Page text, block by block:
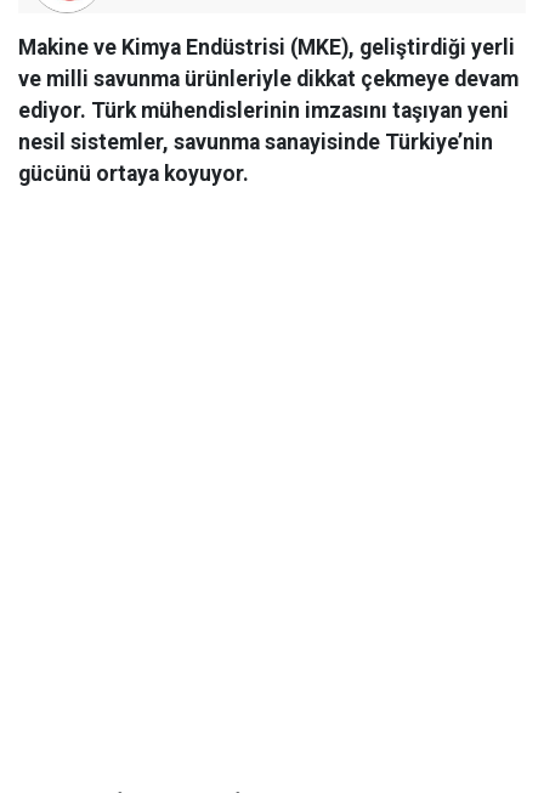
Makine ve Kimya Endüstrisi (MKE), geliştirdiği yerli
ve milli savunma ürünleriyle dikkat çekmeye devam
ediyor. Türk mühendislerinin imzasını taşıyan yeni
nesil sistemler, savunma sanayisinde Türkiye’nin
gücünü ortaya koyuyor.